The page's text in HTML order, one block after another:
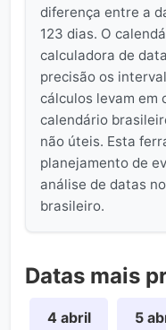
diferença entre a
123 dias. O
calculadora de
precisão os
cálculos levam em
calendário
não úteis. Esta
planejamento de
análise de datas
brasileiro.
Datas mais
4 abril 5